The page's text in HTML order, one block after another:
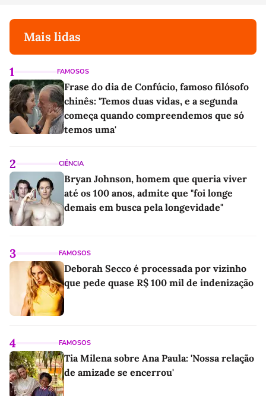
Mais lidas
1 FAMOSOS
Frase do dia de Confúcio, famoso filósofo
chinês: 'Temos duas vidas, e a segunda
começa quando compreendemos que só
temos uma'
2 CIÊNCIA
Bryan Johnson, homem que queria viver
até os 100 anos, admite que "foi longe
demais em busca pela longevidade"
3 FAMOSOS
Deborah Secco é processada por vizinho
que pede quase R$ 100 mil de indenização
4 FAMOSOS
Tia Milena sobre Ana Paula: 'Nossa relação
de amizade se encerrou'